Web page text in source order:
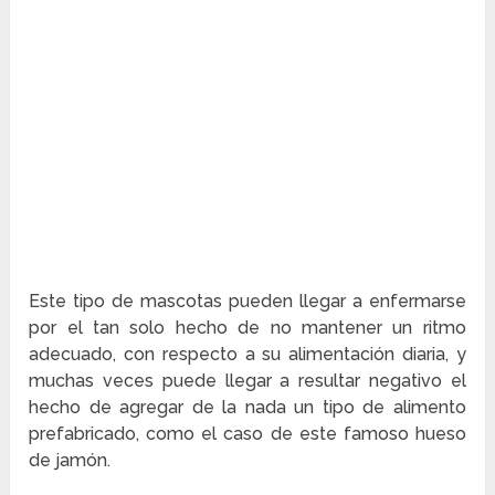
Este tipo de mascotas pueden llegar a enfermarse
por el tan solo hecho de no mantener un ritmo
adecuado, con respecto a su alimentación diaria, y
muchas veces puede llegar a resultar negativo el
hecho de agregar de la nada un tipo de alimento
prefabricado, como el caso de este famoso hueso
de jamón.